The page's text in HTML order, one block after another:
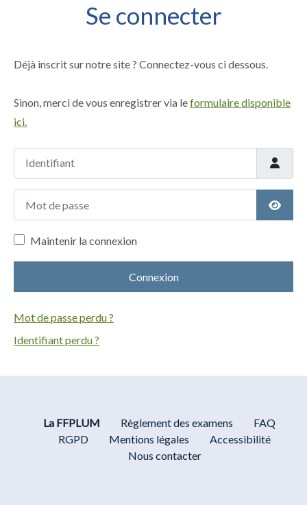
Se connecter
Déjà inscrit sur notre site ? Connectez-vous ci dessous.
Sinon, merci de vous enregistrer via leformulaire disponible
ici.
Maintenir la connexion
Connexion
Mot de passe perdu ?
Identifiant perdu ?
La FFPLUM Règlement des examens
FAQ
RGPD
Mentions légales
Accessibilité
Nous contacter